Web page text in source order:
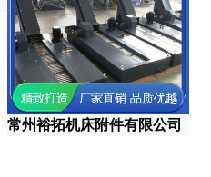
常州裕拓机床附件有限公司